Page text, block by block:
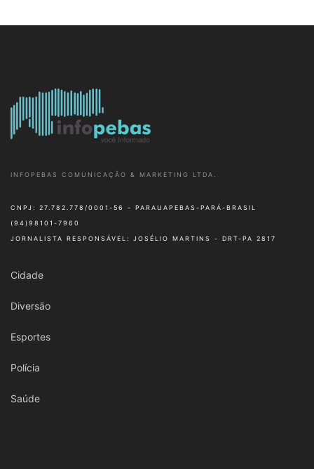
INFOPEBAS COMUNICAÇÃO & MARKETING LTDA.
CNPJ: 27.782.778/0001-56 - PARAUAPEBAS-PARÁ-BRASIL
(94)98101-7960
JORNALISTA RESPONSÁVEL: JOSÉLIO MARTINS - DRT-PA 2817
Cidade
Diversão
Esportes
Polícia
Saúde